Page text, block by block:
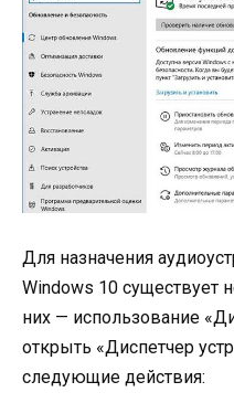
Для назначения
Windows 10 существует
них — использование
открыть «Диспетчер
следующие действия: